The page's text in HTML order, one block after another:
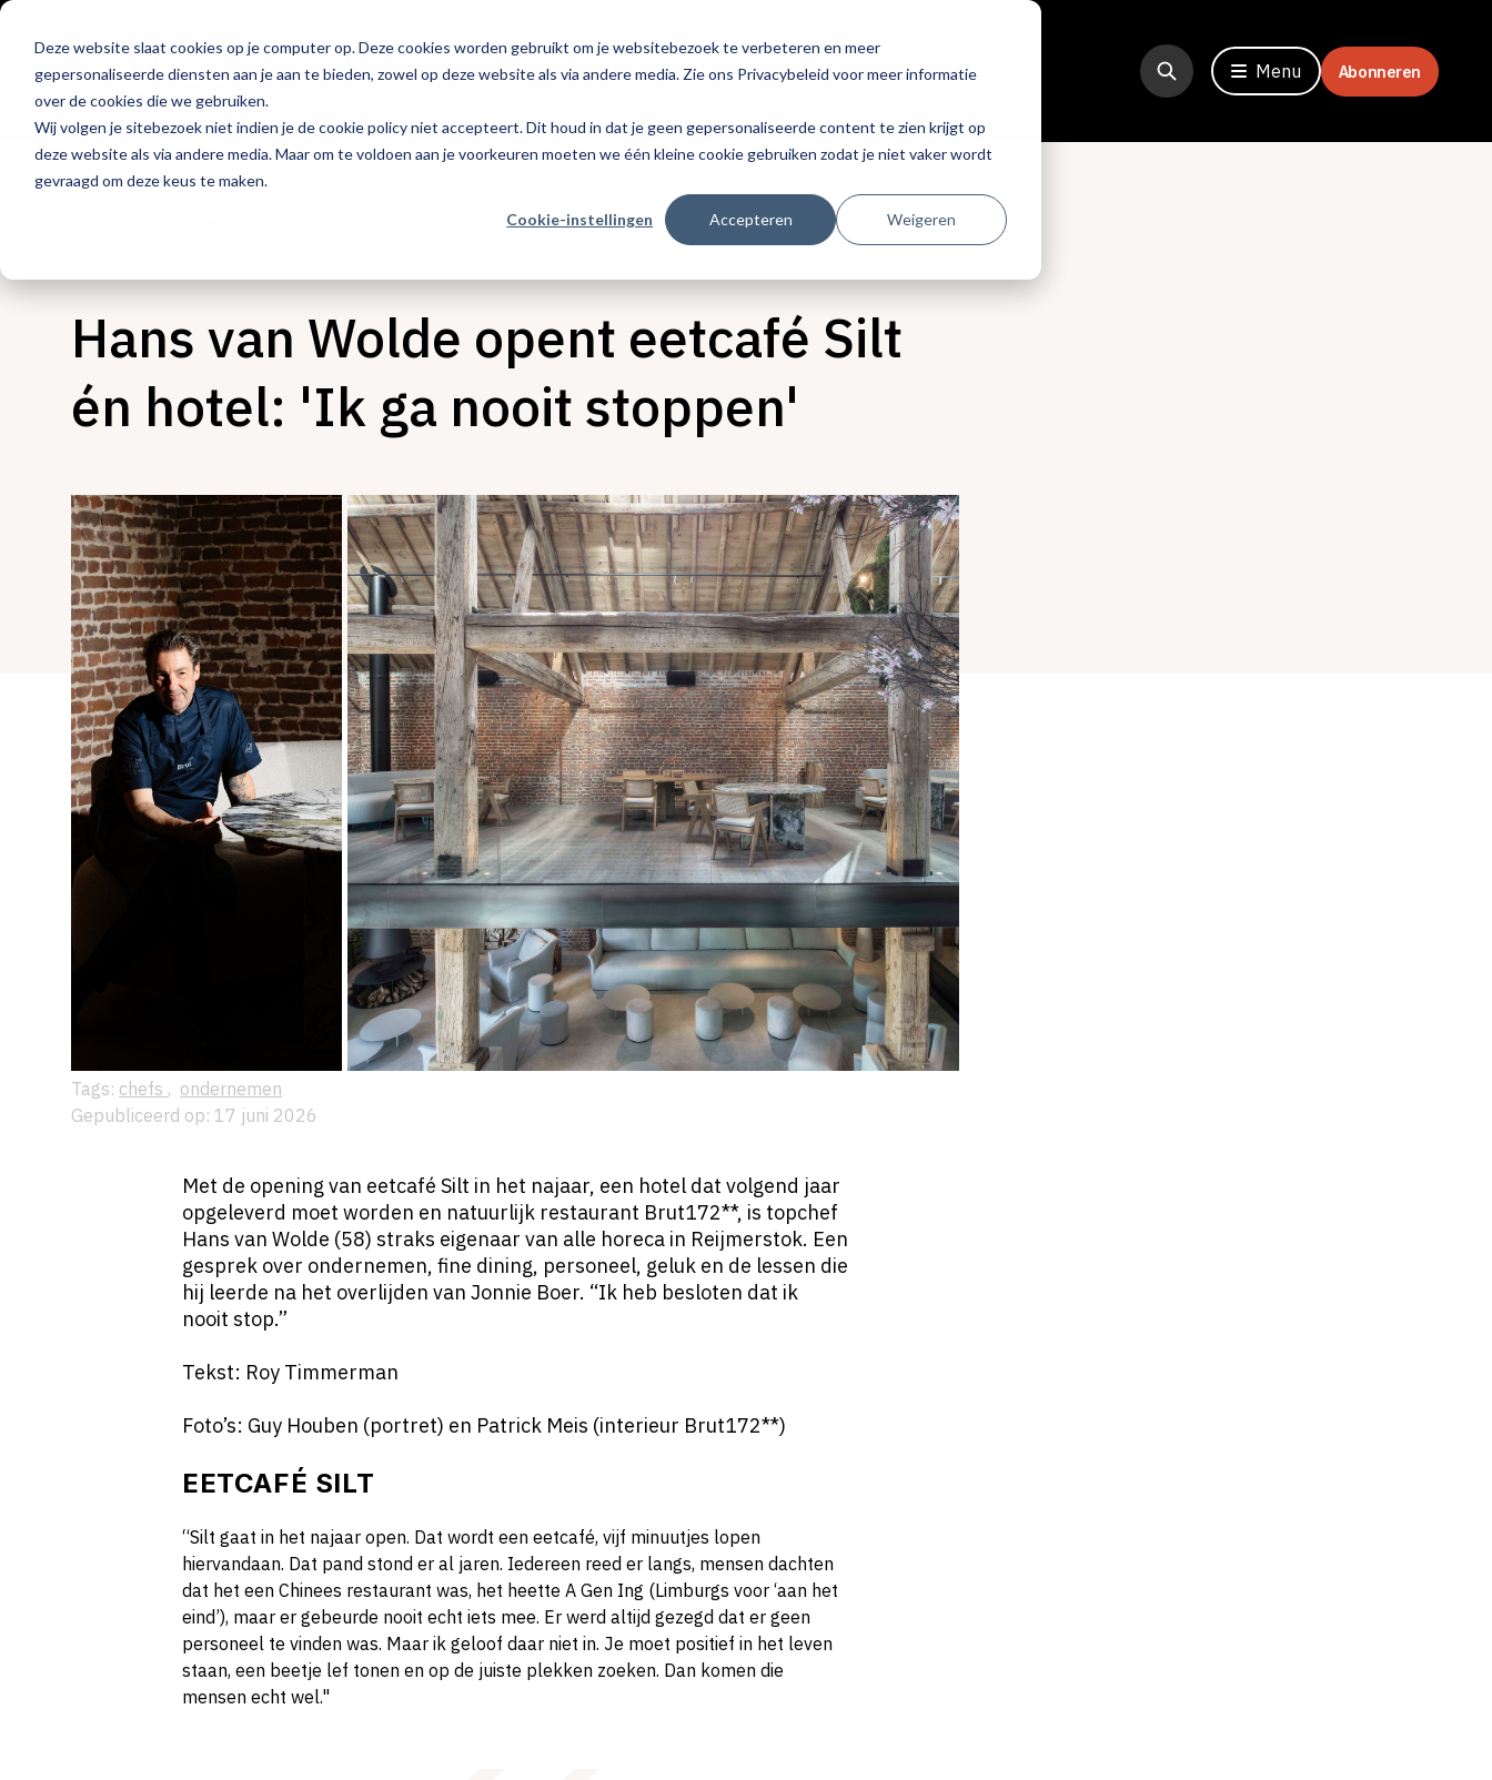
Deze website slaat cookies op je computer op. Deze cookies worden gebruikt om je websitebezoek te verbeteren en meer
gepersonaliseerde diensten aan je aan te bieden, zowel op deze website als via andere media. Zie ons Privacybeleid voor meer informatie
over de cookies die we gebruiken.
Wij volgen je sitebezoek niet indien je de cookie policy niet accepteert. Dit houd in dat je geen gepersonaliseerde content te zien krijgt op
deze website als via andere media. Maar om te voldoen aan je voorkeuren moeten we één kleine cookie gebruiken zodat je niet vaker wordt
gevraagd om deze keus te maken.
Cookie-instellingen Accepteren Weigeren
Hét platform voor
de horeca
Menu Abonneren
Hans van Wolde opent eetcafé Silt
én hotel: 'Ik ga nooit stoppen'
Tags: chefs , ondernemen
Gepubliceerd op: 17 juni 2026
Met de opening van eetcafé Silt in het najaar, een hotel dat volgend jaar
opgeleverd moet worden en natuurlijk restaurant Brut172**, is topchef
Hans van Wolde (58) straks eigenaar van alle horeca in Reijmerstok. Een
gesprek over ondernemen, fine dining, personeel, geluk en de lessen die
hij leerde na het overlijden van Jonnie Boer. “Ik heb besloten dat ik
nooit stop.”
Tekst: Roy Timmerman
Foto’s: Guy Houben (portret) en Patrick Meis (interieur Brut172**)
EETCAFÉ SILT
“Silt gaat in het najaar open. Dat wordt een eetcafé, vijf minuutjes lopen
hiervandaan. Dat pand stond er al jaren. Iedereen reed er langs, mensen dachten
dat het een Chinees restaurant was, het heette A Gen Ing (Limburgs voor ‘aan het
eind’), maar er gebeurde nooit echt iets mee. Er werd altijd gezegd dat er geen
personeel te vinden was. Maar ik geloof daar niet in. Je moet positief in het leven
staan, een beetje lef tonen en op de juiste plekken zoeken. Dan komen die
mensen echt wel."